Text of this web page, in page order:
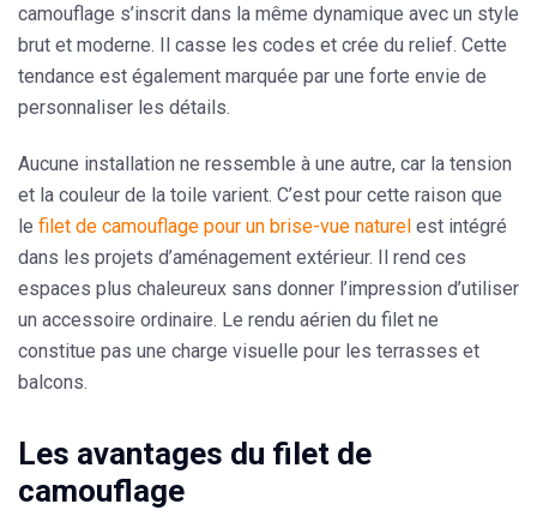
camouflage s’inscrit dans la même dynamique avec un style
brut et moderne. Il casse les codes et crée du relief. Cette
tendance est également marquée par une forte envie de
personnaliser les détails.
Aucune installation ne ressemble à une autre, car la tension
et la couleur de la toile varient. C’est pour cette raison que
le filet de camouflage pour un brise-vue naturel est intégré
dans les projets d’aménagement extérieur. Il rend ces
espaces plus chaleureux sans donner l’impression d’utiliser
un accessoire ordinaire. Le rendu aérien du filet ne
constitue pas une charge visuelle pour les terrasses et
balcons.
Les avantages du filet de
camouflage